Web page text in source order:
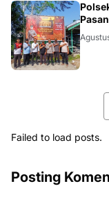
KALBAR
Failed to load posts.
Posting